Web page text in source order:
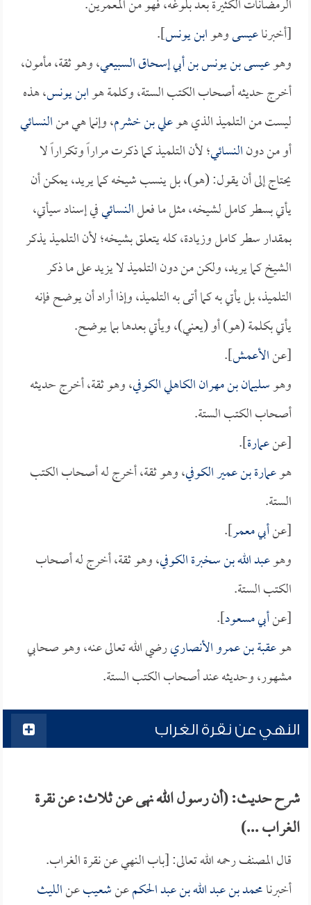
الرمضانات الكثيرة بعد بلوغه، فهو من المعمرين.
[أخبرناعيسىوهوابن يونس].
وهوعيسى بن يونس بن أبي إسحاق السبيعي، وهو ثقة، مأمون،
أخرج حديثه أصحاب الكتب الستة، وكلمة هوابن يونس، هذه
ليست من التلميذ الذي هوعلي بن خشرم، وإنما هي منالنسائي
أو من دونالنسائي؛ لأن التلميذ كما ذكرت مراراً وتكراراً لا
يحتاج إلى أن يقول: (هو)، بل ينسب شيخه كما يريد، يمكن أن
يأتي بسطر كامل لشيخه، مثل ما فعلالنسائيفي إسناد سيأتي،
بمقدار سطر كامل وزيادة، كله يتعلق بشيخه؛ لأن التلميذ يذكر
الشيخ كما يريد، ولكن من دون التلميذ لا يزيد على ما ذكر
التلميذ، بل يأتي به كما أتى به التلميذ، وإذا أراد أن يوضح فإنه
يأتي بكلمة (هو) أو (يعني)، ويأتي بعدها بما يوضح.
[عنالأعمش].
وهوسليمان بن مهران الكاهلي الكوفي، وهو ثقة، أخرج حديثه
أصحاب الكتب الستة.
[عنعمارة].
هوعمارة بن عمير الكوفي، وهو ثقة، أخرج له أصحاب الكتب
الستة.
[عنأبي معمر].
وهوعبد الله بن سخبرة الكوفي، وهو ثقة، أخرج له أصحاب
الكتب الستة.
[عنأبي مسعود].
هوعقبة بن عمرو الأنصاريرضي الله تعالى عنه، وهو صحابي
مشهور، وحديثه عند أصحاب الكتب الستة.
النهي عن نقرة الغراب
شرح حديث: (أن رسول الله نهى عن ثلاث: عن نقرة
الغراب ...)
قال المصنف رحمه الله تعالى: [باب النهي عن نقرة الغراب.
أخبرنامحمد بن عبد الله بن عبد الحكمعنشعيبعنالليث